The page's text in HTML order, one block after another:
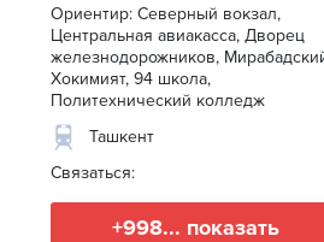
Ориентир: Северный вокзал,
Центральная авиакасса, Дворец
железнодорожников,
Хокимият, 94 школа,
Политехнический колледж
Ташкент
Связаться:
+998... показать